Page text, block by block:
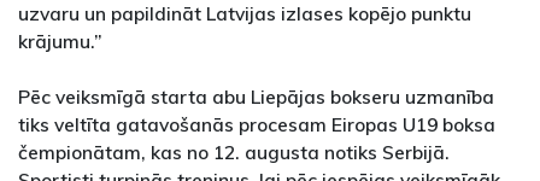
uzvaru un papildināt Latvijas izlases kopējo punktu
krājumu.”
Pēc veiksmīgā starta abu Liepājas bokseru uzmanība
tiks veltīta gatavošanās procesam Eiropas U19 boksa
čempionātam, kas no 12. augusta notiks Serbijā.